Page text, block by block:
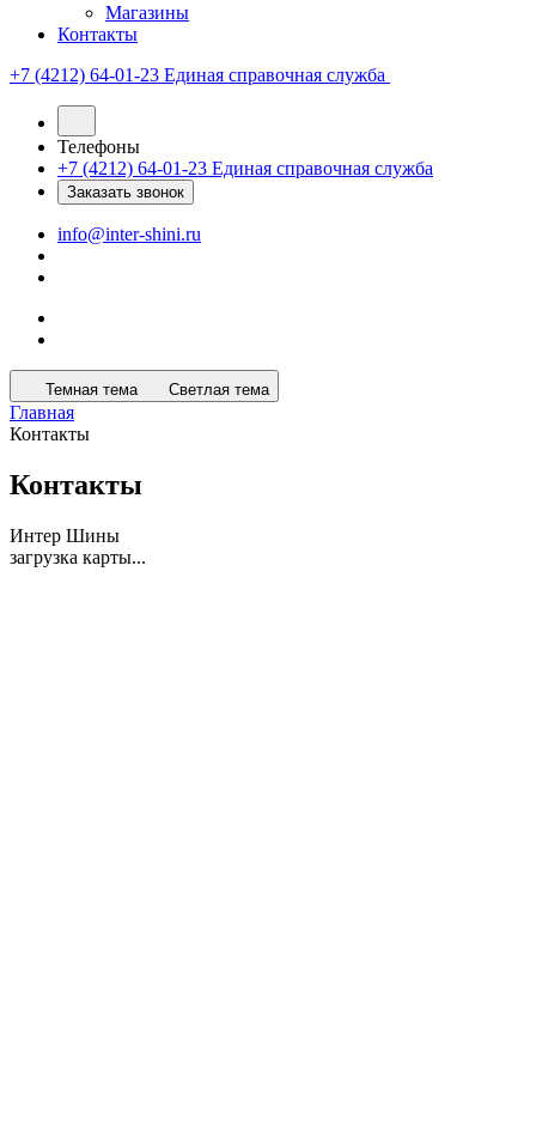
Магазины
Контакты
+7 (4212) 64-01-23 Единая справочная служба
Телефоны
+7 (4212) 64-01-23 Единая справочная служба
Заказать звонок
info@inter-shini.ru
Темная тема Светлая тема
Главная
Контакты
Контакты
Интер Шины
загрузка карты...